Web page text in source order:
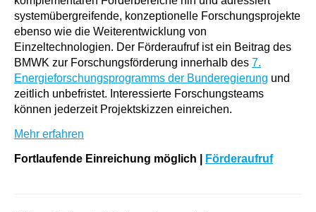
systemübergreifende, konzeptionelle Forschungsprojekte
ebenso wie die Weiterentwicklung von
Einzeltechnologien. Der Förderaufruf ist ein Beitrag des
BMWK zur Forschungsförderung innerhalb des 7.
Energieforschungsprogramms der Bunderegierung und
zeitlich unbefristet. Interessierte Forschungsteams
können jederzeit Projektskizzen einreichen.
Mehr erfahren
Fortlaufende Einreichung möglich Förderaufruf